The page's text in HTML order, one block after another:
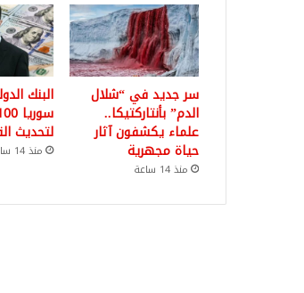
سر جديد في “شلال
الدم” بأنتاركتيكا..
علماء يكشفون آثار
حياة مجهرية
منذ 14 ساعة
البنك
لتحديث
منذ 14 ساعة